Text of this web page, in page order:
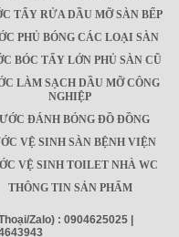
TẨY RỬA DẦU MỠ SÀN BẾP
PHỦ BÓNG CÁC LOẠI SÀN
BÓC TẨY LỚN PHỦ SÀN CŨ
LÀM SẠCH DẦU MỠ CÔNG
NGHIỆP
ĐÁNH BÓNG ĐỒ ĐỒNG
VỆ SINH SÀN BỆNH VIỆN
VỆ SINH TOILET NHÀ WC
THÔNG TIN SẢN PHẨM
Zalo) : 0904625025 |